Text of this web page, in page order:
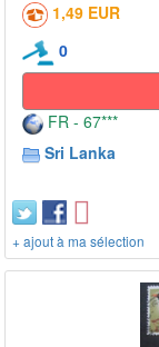
1,49 EUR
0
FR - 67***
Sri Lanka
+ ajout à ma sélection